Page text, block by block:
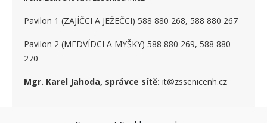
Pavilon 1 (ZAJÍČCI A JEŽEČCI) 588 880 268, 588 880 267
Pavilon 2 (MEDVÍDCI A MYŠKY) 588 880 269, 588 880
270
Mgr. Karel Jahoda, správce sítě: it@zssenicenh.cz